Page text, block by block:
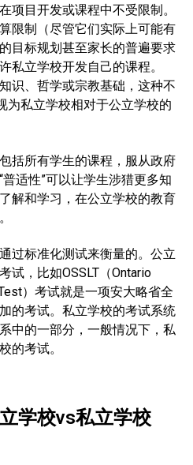
项目开发或课程中不受限制。
限制（尽管它们实际上可能有
目标规划甚至家长的普遍要求
私立学校开发自己的课程。
识、哲学或宗教基础，这种不
为私立学校相对于公立学校的
括所有学生的课程，服从政府
适性”可以让学生涉猎更多知
解和学习，在公立学校的教育
过标准化测试来衡量的。公立
试，比如OSSLT（Ontario
）考试就是一项安大略省全
的考试。私立学校的考试系统
中的一部分，一般情况下，私
的考试。
学校vs私立学校